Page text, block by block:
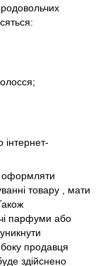
інтернет-
оформляти
товару , мати
парфуми або
продавця
здійснено